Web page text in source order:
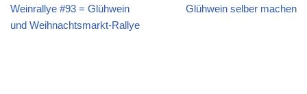
Weinrallye #93 = Glühwein
und Weihnachtsmarkt-Rallye
Glühwein selber machen